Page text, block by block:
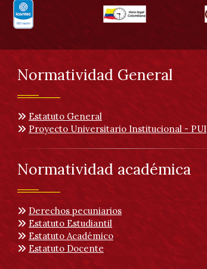
Normatividad General
Estatuto General
Proyecto Universitario Institucional - PUI
Normatividad académica
Derechos pecuniarios
Estatuto Estudiantil
Estatuto Académico
Estatuto Docente